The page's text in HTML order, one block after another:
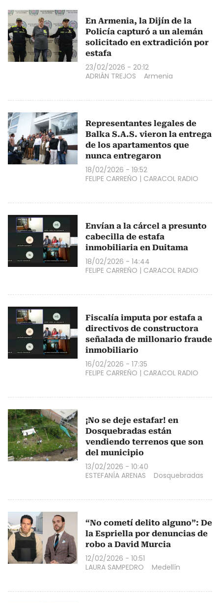
En Armenia, la Dijín de la
Policía capturó a un alemán
solicitado en extradición por
estafa
23/02/2026 - 20:12
ADRIÁN TREJOS
Armenia
Representantes legales de
Balka S.A.S. vieron la entrega
de los apartamentos que
nunca entregaron
18/02/2026 - 19:52
FELIPE CARREÑO | CARACOL RADIO
Envían a la cárcel a presunto
cabecilla de estafa
inmobiliaria en Duitama
18/02/2026 - 14:44
FELIPE CARREÑO | CARACOL RADIO
Fiscalía imputa por estafa a
directivos de constructora
señalada de millonario fraude
inmobiliario
16/02/2026 - 17:35
FELIPE CARREÑO | CARACOL RADIO
¡No se deje estafar! en
Dosquebradas están
vendiendo terrenos que son
del municipio
13/02/2026 - 10:40
ESTEFANÍA ARENAS
Dosquebradas
“No cometí delito alguno”: De
la Espriella por denuncias de
robo a David Murcia
12/02/2026 - 10:51
LAURA SAMPEDRO
Medellín